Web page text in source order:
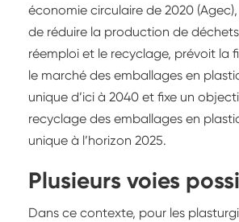
économie circulaire de 2020
de réduire la production de
réemploi et le recyclage, prévoit la
le marché des emballages en
unique d’ici à 2040 et fixe un
recyclage des emballages en
unique à l’horizon 2025.
Plusieurs voies
Dans ce contexte, pour les